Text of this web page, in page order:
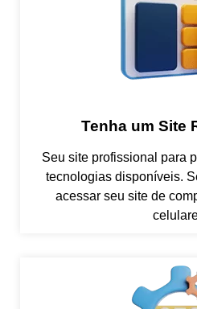
Tenha um Site
Seu site profissional para
tecnologias disponíveis.
acessar seu site de